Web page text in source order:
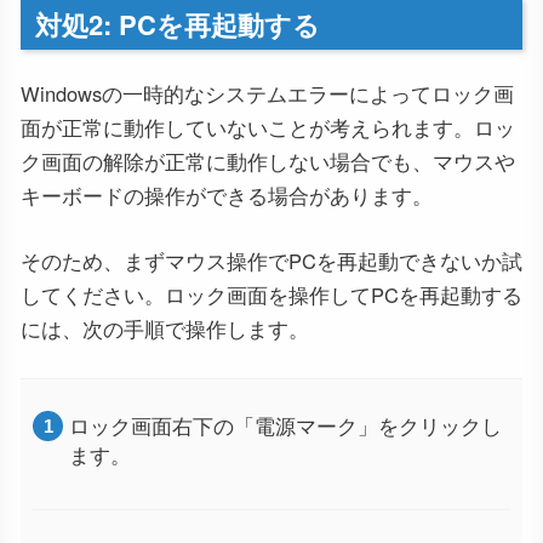
対処2: PCを再起動する
Windowsの一時的なシステムエラーによってロック画
面が正常に動作していないことが考えられます。ロッ
ク画面の解除が正常に動作しない場合でも、マウスや
キーボードの操作ができる場合があります。
そのため、まずマウス操作でPCを再起動できないか試
してください。ロック画面を操作してPCを再起動する
には、次の手順で操作します。
ロック画面右下の「電源マーク」をクリックし
ます。